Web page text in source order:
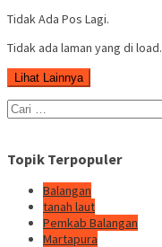
Tidak Ada Pos Lagi.
Tidak ada laman yang di load.
Lihat Lainnya
Cari
untuk:
Topik Terpopuler
Balangan
tanah laut
Pemkab Balangan
Martapura